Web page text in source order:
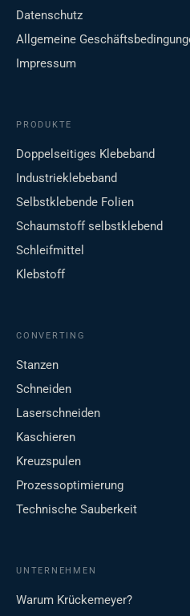
Datenschutz
Allgemeine
Impressum
PRODUKTE
Doppelseitiges Klebeband
Industrieklebeband
Selbstklebende Folien
Schaumstoff selbstklebend
Schleifmittel
Klebstoff
CONVERTING
Stanzen
Schneiden
Laserschneiden
Kaschieren
Kreuzspulen
Prozessoptimierung
Technische Sauberkeit
UNTERNEHMEN
Warum Krückemeyer?